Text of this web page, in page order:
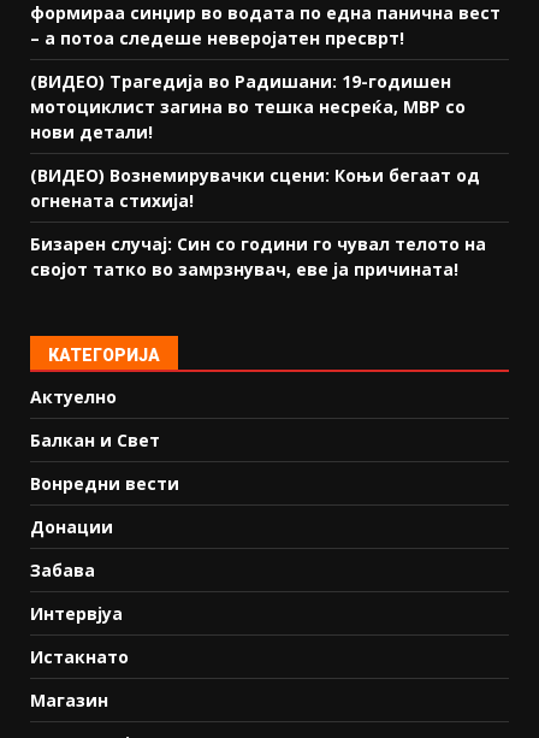
формираа синџир во водата по една панична вест
– а потоа следеше неверојатен пресврт!
(ВИДЕО) Трагедија во Радишани: 19-годишен
мотоциклист загина во тешка несреќа, МВР со
нови детали!
(ВИДЕО) Вознемирувачки сцени: Коњи бегаат од
огнената стихија!
Бизарен случај: Син со години го чувал телото на
својот татко во замрзнувач, еве ја причината!
КАТЕГОРИЈА
Актуелно
Балкан и Свет
Вонредни вести
Донации
Забава
Интервјуа
Истакнато
Магазин